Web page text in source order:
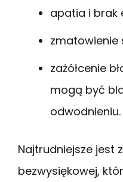
apatia i brak
zmatowienie
zażółcenie
mogą być
odwodnieniu.
Najtrudniejsze jest
bezwysiękowej,